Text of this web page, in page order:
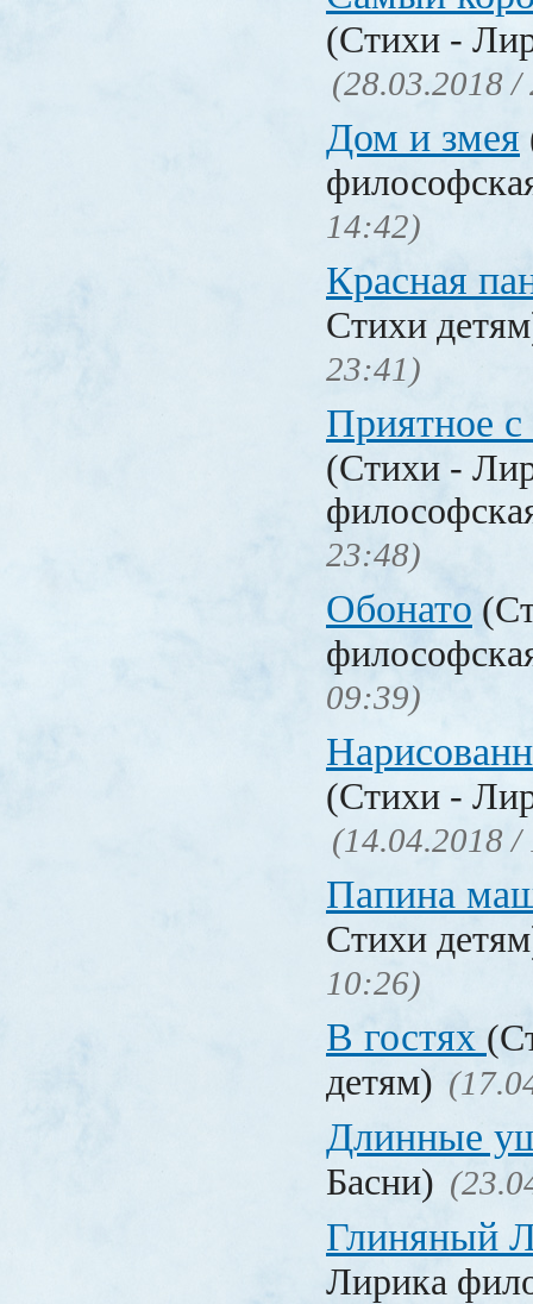
(Стихи -
(28.03.2018 /
Дом и змея
14:42)
Красная
Стихи
23:41)
Приятное
(Стихи -
23:48)
Обонато
09:39)
(Стихи -
(14.04.2018 /
Папина
Стихи
10:26)
В гостях
детям)
Длинные
Басни)
Глиняный
Лирика